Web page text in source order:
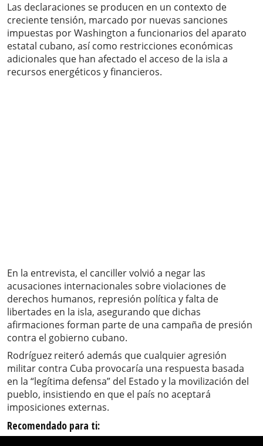
Las declaraciones se producen en un contexto de
creciente tensión, marcado por nuevas sanciones
impuestas por Washington a funcionarios del aparato
estatal cubano, así como restricciones económicas
adicionales que han afectado el acceso de la isla a
recursos energéticos y financieros.
En la entrevista, el canciller volvió a negar las
acusaciones internacionales sobre violaciones de
derechos humanos, represión política y falta de
libertades en la isla, asegurando que dichas
afirmaciones forman parte de una campaña de presión
contra el gobierno cubano.
Rodríguez reiteró además que cualquier agresión
militar contra Cuba provocaría una respuesta basada
en la “legítima defensa” del Estado y la movilización del
pueblo, insistiendo en que el país no aceptará
imposiciones externas.
Recomendado para ti: